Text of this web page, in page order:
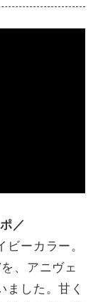
／
ーカラー。
、アニヴェ
ました。甘く